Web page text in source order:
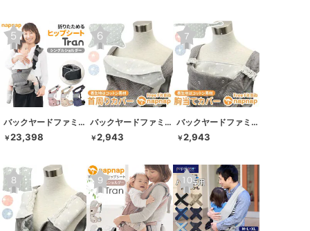
バックヤードファミリー
￥23,398
バックヤードファミリー
￥2,943
バックヤードファミリー
￥2,943